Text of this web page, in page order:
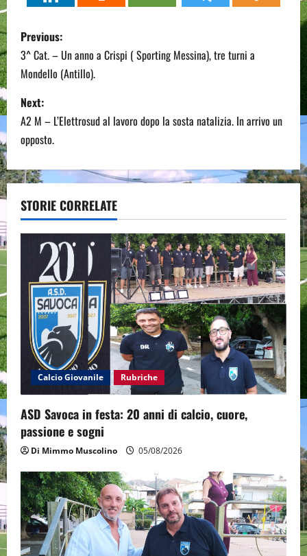
P
o
s
t
n
a
v
i
a
n
Previous:
3^ Cat. – Un anno a Crispi ( Sporting Messina), tre turni a
Mondello (Antillo).
Next:
A2 M – L’Elettrosud al lavoro dopo la sosta natalizia. In arrivo un
opposto.
STORIE CORRELATE
Calcio Giovanile Rubriche
ASD Savoca in festa: 20 anni di calcio, cuore,
passione e sogni
Di Mimmo Muscolino 05/08/2026